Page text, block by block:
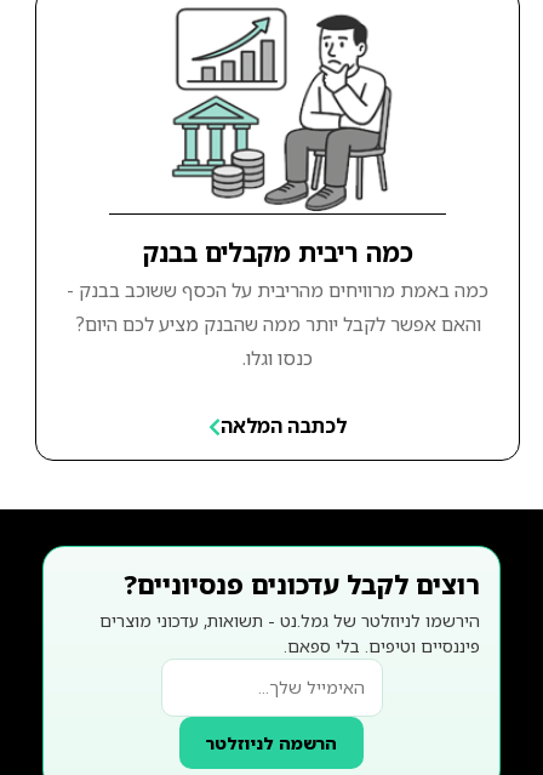
כמה ריבית מקבלים בבנק
כמה באמת מרוויחים מהריבית על הכסף ששוכב בבנק -
והאם אפשר לקבל יותר ממה שהבנק מציע לכם היום?
כנסו וגלו.
לכתבה המלאה
רוצים לקבל עדכונים פנסיוניים?
הירשמו לניוזלטר של גמל.נט - תשואות, עדכוני מוצרים
פיננסיים וטיפים. בלי ספאם.
הרשמה לניוזלטר